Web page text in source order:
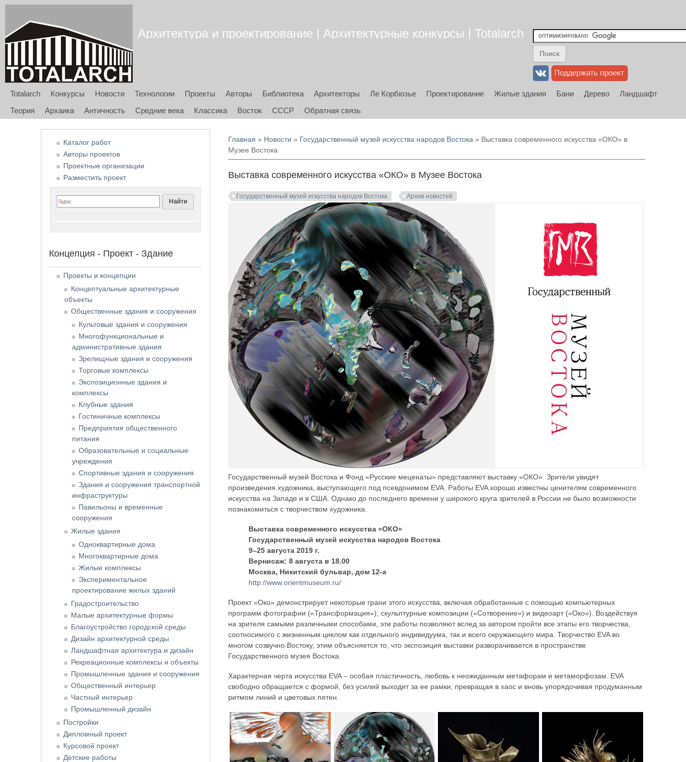
Архитектура и проектирование | Архитектурные конкурсы | Totalarch
Totalarch Конкурсы Новости Технологии Проекты Авторы Библиотека Архитекторы Ле Корбюзье Проектирование Жилые здания Бани Дерево
Ландшафт
Теория
Архаика Античность Средние века Классика Восток СССР Обратная связь
Вы здесь
Главная » Новости » Государственный музей искусства народов Востока » Выставка современного искусства «ОКО» в
Музее Востока
Выставка современного искусства «ОКО» в Музее Востока
Государственный музей искусства народов Востока Архив новостей
Государственный музей Востока и Фонд «Русские меценаты» представляют выставку «ОКО». Зрители увидят
произведения художника, выступающего под псевдонимом EVA. Работы EVA хорошо известны ценителям современного
искусства на Западе и в США. Однако до последнего времени у широкого круга зрителей в России не было возможности
познакомиться с творчеством художника.
Выставка современного искусства «ОКО»
Государственный музей искусства народов Востока
9–25 августа 2019 г.
Вернисаж: 8 августа в 18.00
Москва, Никитский бульвар, дом 12-а
http://www.orientmuseum.ru/
Проект «Око» демонстрирует некоторые грани этого искусства, включая обработанные с помощью компьютерных
программ фотографии («Трансформация»), скульптурные композиции («Сотворение») и видеоарт («Око»). Воздействуя
на зрителя самыми различными способами, эти работы позволяют вслед за автором пройти все этапы его творчества,
соотносимого с жизненным циклом как отдельного индивидуума, так и всего окружающего мира. Творчество EVA во
многом созвучно Востоку, этим объясняется то, что экспозиция выставки разворачивается в пространстве
Государственного музея Востока.
Характерная черта искусства EVA – особая пластичность, любовь к неожиданным метафорам и метаморфозам. EVA
свободно обращается с формой, без усилий выходит за ее рамки, превращая в хаос и вновь упорядочивая продуманным
ритмом линий и цветовых пятен.
Каталог работ
Авторы проектов
Проектные организации
Разместить проект
Концепция - Проект - Здание
Проекты и концепции
Концептуальные архитектурные
объекты
Общественные здания и сооружения
Культовые здания и сооружения
Многофункциональные и
административные здания
Зрелищные здания и сооружения
Торговые комплексы
Экспозиционные здания и
комплексы
Клубные здания
Гостиничные комплексы
Предприятия общественного
питания
Образовательные и социальные
учреждения
Спортивные здания и сооружения
Здания и сооружения транспортной
инфраструктуры
Павильоны и временные
сооружения
Жилые здания
Одноквартирные дома
Многоквартирные дома
Жилые комплексы
Экспериментальное
проектирование жилых зданий
Градостроительство
Малые архитектурные формы
Благоустройство городской среды
Дизайн архитектурной среды
Ландшафтная архитектура и дизайн
Рекреационные комплексы и объекты
Промышленные здания и сооружения
Общественный интерьер
Частный интерьер
Промышленный дизайн
Постройки
Дипломный проект
Курсовой проект
Детские работы